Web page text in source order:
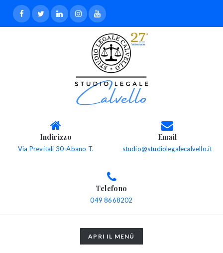
Indirizzo
Via Previtali 30-Abano T.
Email
studio@studiolegalecalvello.it
Telefono
049 8668202
TOGGLE
NAVIGATION
APRI IL MENÚ